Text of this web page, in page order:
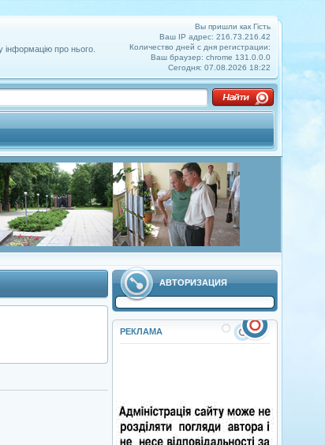
Вы пришли как Гість
Ваш IP адрес: 216.73.216.42
Количество дней с дня регистрации:
Ваш браузер: chrome 131.0.0.0
Сегодня: 07.08.2026 18:22
про нього.
АВТОРИЗАЦИЯ
РЕКЛАМА